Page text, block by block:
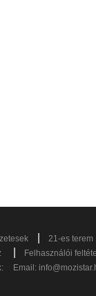
21-es terem
Felhasználói
Email: